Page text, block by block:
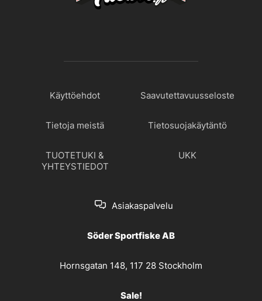
Käyttöehdot Saavutettavuusseloste
Tietoja meistä Tietosuojakäytäntö
TUOTETUKI &
YHTEYSTIEDOT
UKK
Asiakaspalvelu
Söder Sportfiske AB
Hornsgatan 148, 117 28 Stockholm
Sale!